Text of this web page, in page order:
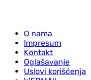
O nama
Impresum
Kontakt
Oglašavanje
Uslovi korišćenja